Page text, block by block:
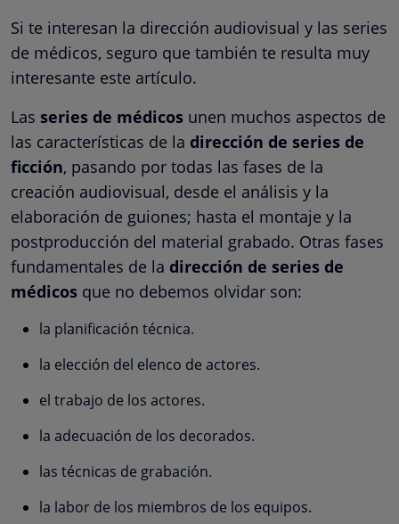
Si te interesan la dirección audiovisual y las series
de médicos, seguro que también te resulta muy
interesante este artículo.
Las series de médicos unen muchos aspectos de
las características de la dirección de series de
ficción, pasando por todas las fases de la
creación audiovisual, desde el análisis y la
elaboración de guiones; hasta el montaje y la
postproducción del material grabado. Otras fases
fundamentales de la dirección de series de
médicos que no debemos olvidar son:
la planificación técnica.
la elección del elenco de actores.
el trabajo de los actores.
la adecuación de los decorados.
las técnicas de grabación.
la labor de los miembros de los equipos.